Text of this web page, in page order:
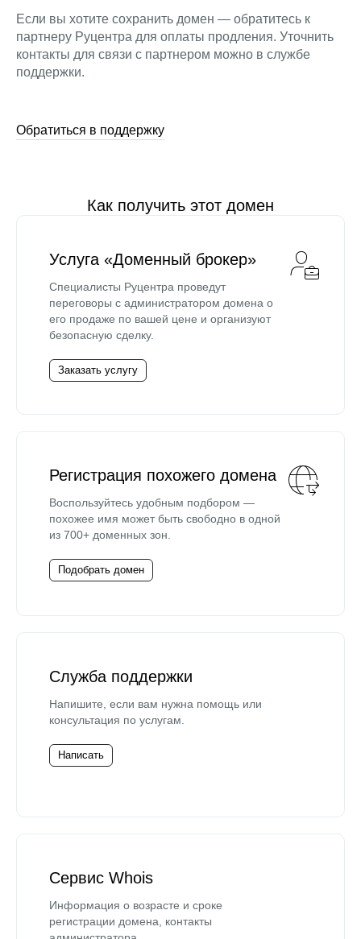
Если вы хотите сохранить домен — обратитесь к
партнеру Руцентра для оплаты продления. Уточнить
контакты для связи с партнером можно в службе
поддержки.
Обратиться в поддержку
Как получить этот домен
Услуга «Доменный брокер»
Специалисты Руцентра проведут
переговоры с администратором домена о
его продаже по вашей цене и организуют
безопасную сделку.
Заказать услугу
Регистрация похожего домена
Воспользуйтесь удобным подбором —
похожее имя может быть свободно в одной
из 700+ доменных зон.
Подобрать домен
Служба поддержки
Напишите, если вам нужна помощь или
консультация по услугам.
Написать
Сервис Whois
Информация о возрасте и сроке
регистрации домена, контакты